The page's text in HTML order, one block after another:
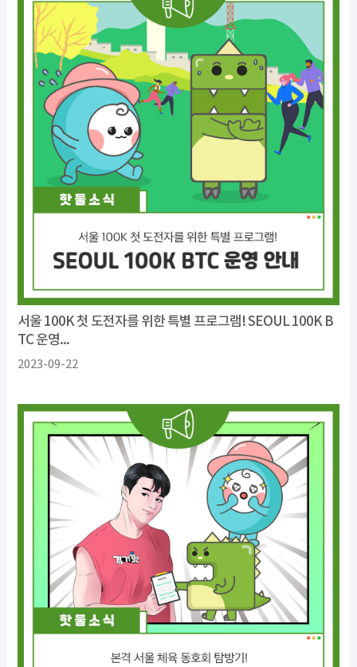
서울 100K 첫 도전자를 위한 특별 프로그램! SEOUL 100K B
TC 운영...
2023-09-22